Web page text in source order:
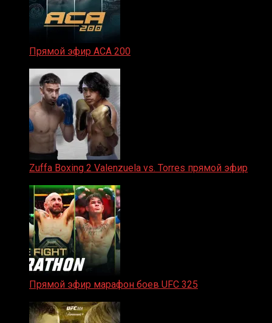
Прямой эфир ACA 200
Zuffa Boxing 2 Valenzuela vs. Torres прямой эфир
Прямой эфир марафон боев UFC 325